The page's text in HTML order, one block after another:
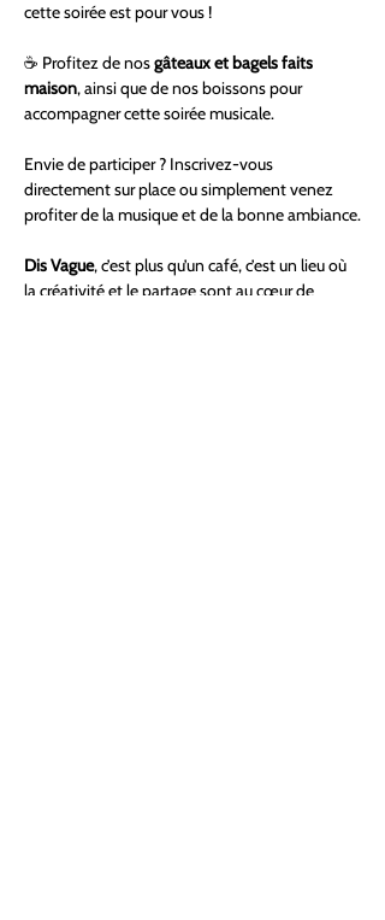
cette soirée est pour vous !
☕ Profitez de nos gâteaux et bagels faits
maison, ainsi que de nos boissons pour
accompagner cette soirée musicale.
Envie de participer ? Inscrivez-vous
directement sur place ou simplement venez
profiter de la musique et de la bonne ambiance.
Dis Vague, c’est plus qu’un café, c’est un lieu où
la créativité et le partage sont au cœur de